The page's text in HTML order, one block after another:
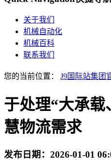
关于我们
机械自动化
机械百科
联系我们
您的当前位置： J9国际站集团
于处理“大承载
慧物流需求
发布日期： 2026-01-01